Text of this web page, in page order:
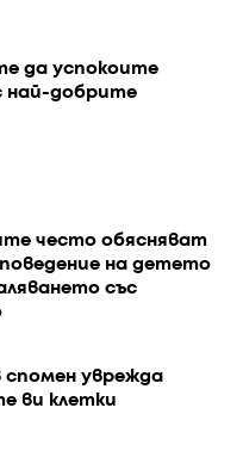
да успокоите
най-добрите
често обясняват
на детето
със
спомен уврежда
ви клетки